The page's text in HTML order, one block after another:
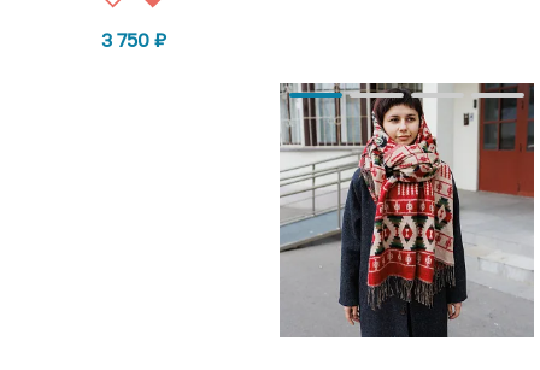
3 750 ₽